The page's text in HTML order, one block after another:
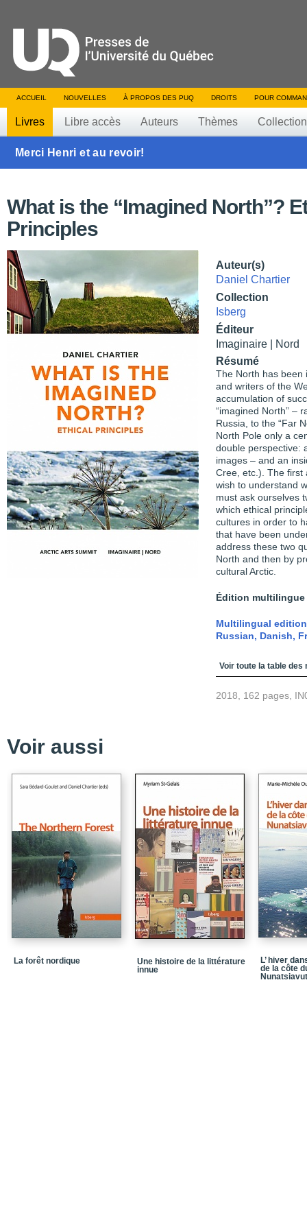
ACCUEIL NOUVELLES À PROPOS DES PUQ DROITS POUR
Livres Libre accès Auteurs Thèmes
Merci Henri et au revoir!
What is the “Imagined North”?
Principles
Auteur(s)
Daniel Chartier
Collection
Isberg
Éditeur
Imaginaire | Nord
Résumé
The North has been
and writers of the
accumulation of
“imagined North” –
Russia, to the “Far
North Pole only a
double perspective:
images – and an
Cree, etc.). The first
wish to understand
must ask ourselves
which ethical
cultures in order to
that have been
address these two
North and then by
cultural Arctic.
Édition
Multilingual
Russian, Danish,
Table des
Voir toute la table des
2018, 162 pages,
Voir aussi
La forêt nordique
Une histoire de la littérature
innue
L’ hiver
de la côte
Nunatsiavut